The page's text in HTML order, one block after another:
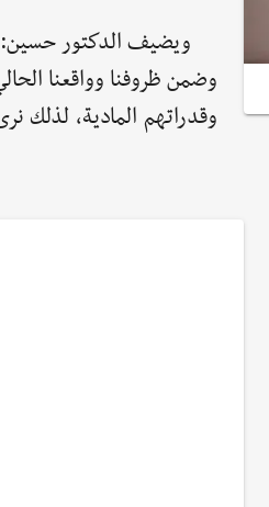
ويضيف الدكتور حسين:
وضمن ظروفنا وواقعنا
وقدراتهم المادية، لذلك